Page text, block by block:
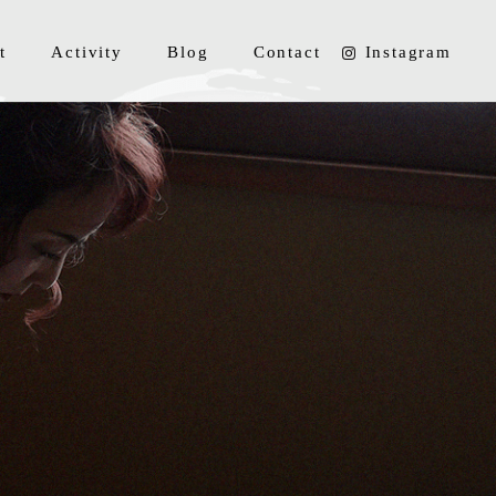
Activity Blog Contact Instagram